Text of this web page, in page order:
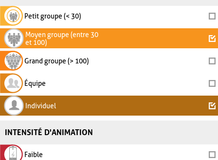
Petit groupe (< 30)
Moyen groupe (entre 30
et 100)
Grand groupe (> 100)
Équipe
Individuel
INTENSITÉ D'ANIMATION
Faible